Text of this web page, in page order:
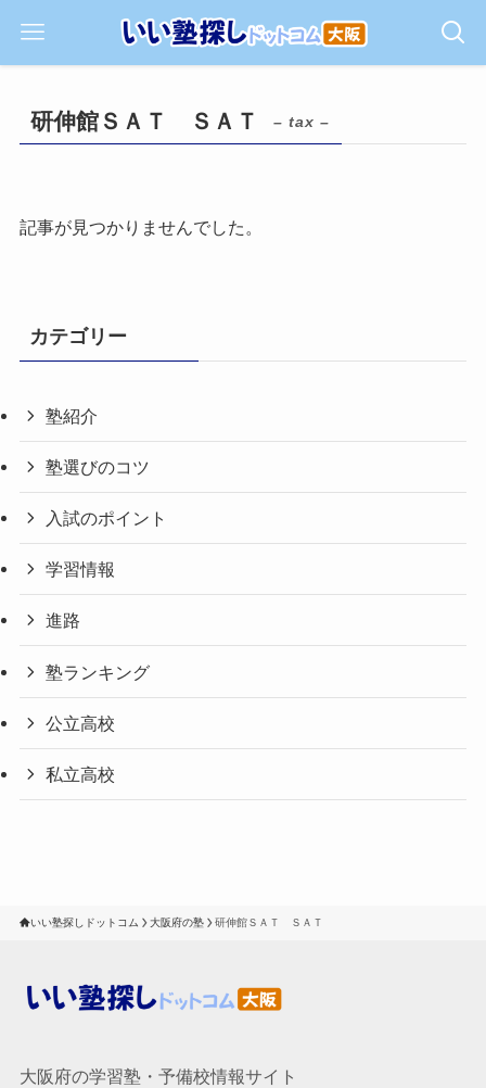
研伸館ＳＡＴ ＳＡＴ – tax –
記事が見つかりませんでした。
カテゴリー
塾紹介
塾選びのコツ
入試のポイント
学習情報
進路
塾ランキング
公立高校
私立高校
いい塾探しドットコム 大阪府の塾 研伸館ＳＡＴ ＳＡＴ
大阪府の学習塾・予備校情報サイト